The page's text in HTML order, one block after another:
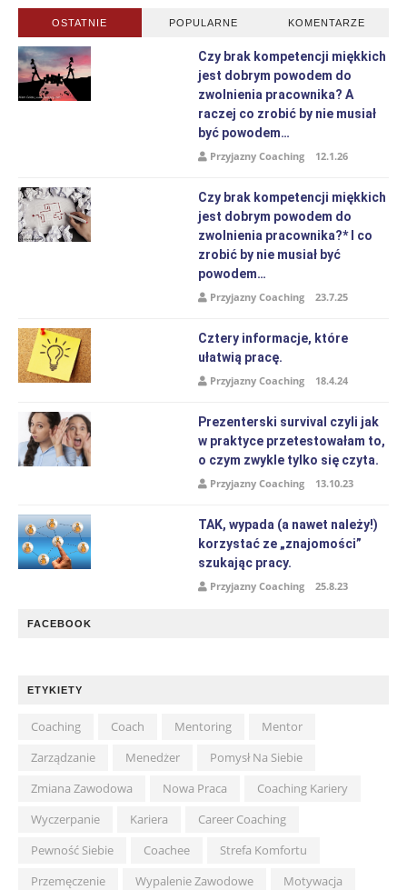
OSTATNIE POPULARNE KOMENTARZE
Czy brak kompetencji miękkich
jest dobrym powodem do
zwolnienia pracownika? A
raczej co zrobić by nie musiał
być powodem…
Przyjazny Coaching 12.1.26
Czy brak kompetencji miękkich
jest dobrym powodem do
zwolnienia pracownika?* I co
zrobić by nie musiał być
powodem…
Przyjazny Coaching 23.7.25
Cztery informacje, które
ułatwią pracę.
Przyjazny Coaching 18.4.24
Prezenterski survival czyli jak
w praktyce przetestowałam to,
o czym zwykle tylko się czyta.
Przyjazny Coaching 13.10.23
TAK, wypada (a nawet należy!)
korzystać ze „znajomości”
szukając pracy.
Przyjazny Coaching 25.8.23
FACEBOOK
ETYKIETY
Coaching Coach Mentoring
Mentor
Zarządzanie
Menedżer
Pomysł Na Siebie
Zmiana Zawodowa
Nowa Praca
Coaching Kariery
Wyczerpanie
Kariera
Career Coaching
Pewność Siebie
Coachee
Strefa Komfortu
Przemęczenie
Wypalenie Zawodowe
Motywacja